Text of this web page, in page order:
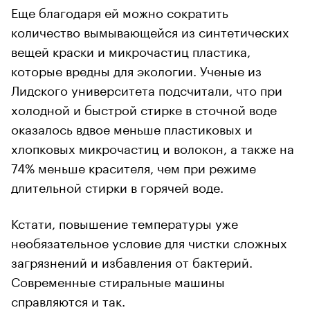
Еще благодаря ей можно сократить
количество вымывающейся из синтетических
вещей краски и микрочастиц пластика,
которые вредны для экологии. Ученые из
Лидского университета подсчитали, что при
холодной и быстрой стирке в сточной воде
оказалось вдвое меньше пластиковых и
хлопковых микрочастиц и волокон, а также на
74% меньше красителя, чем при режиме
длительной стирки в горячей воде.
Кстати, повышение температуры уже
необязательное условие для чистки сложных
загрязнений и избавления от бактерий.
Современные стиральные машины
справляются и так.